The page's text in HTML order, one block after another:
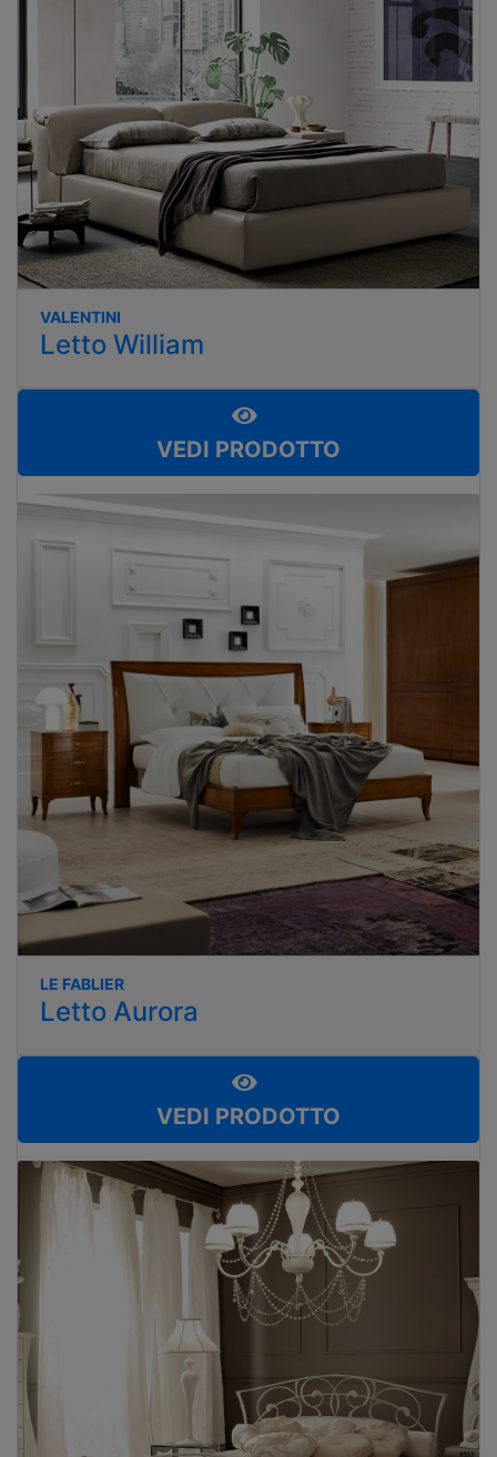
VALENTINI
Letto William
VEDI PRODOTTO
LE FABLIER
Letto Aurora
VEDI PRODOTTO